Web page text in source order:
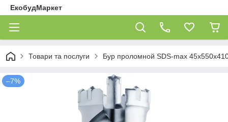
ЕкобудМаркет
Товари та послуги Бур проломной SDS-max
–7%